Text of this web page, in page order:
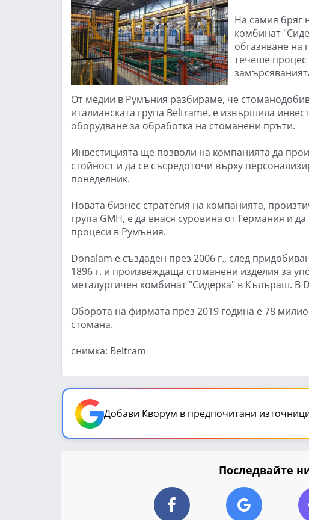
На самия бряг
комбинат
обгазяване на
течеше
От медии в Румъния разбираме, че
италианската група Beltrame, е извършила
оборудване за обработка на стоманени пръти.
Инвестицията ще позволи на компанията да
стойност и да се съсредоточи върху
понеделник.
Новата бизнес стратегия на компанията,
група GMH, е да внася суровина от Германия и
процеси в Румъния.
Donalam е създаден през 2006 г., след
1896 г. и произвеждаща стоманени изделия за
металургичен комбинат "Сидерка" в Кълъраш. В
Оборота на фирмата през 2019 година е 78
стомана.
снимка: Beltram
Добави Кворум в предпочитани
Последвайте